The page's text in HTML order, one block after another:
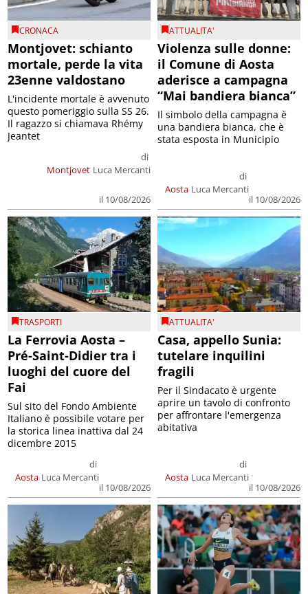
CRONACA
Montjovet: schianto
mortale, perde la vita
23enne valdostano
Montjovet
di
Luca Mercanti
il 10/08/2026
L'incidente mortale è avvenuto
questo pomeriggio sulla SS 26.
Il ragazzo si chiamava Rhémy
Jeantet
ATTUALITA'
Violenza sulle donne:
il Comune di Aosta
aderisce a campagna
“Mai bandiera bianca”
Aosta
di
Luca Mercanti
il 10/08/2026
Il simbolo della campagna è
una bandiera bianca, che è
stata esposta in Municipio
TRASPORTI
La Ferrovia Aosta –
Pré-Saint-Didier tra i
luoghi del cuore del
Fai
Aosta
di
Luca Mercanti
il 10/08/2026
Sul sito del Fondo Ambiente
Italiano è possibile votare per
la storica linea inattiva dal 24
dicembre 2015
ATTUALITA'
Casa, appello Sunia:
tutelare inquilini
fragili
Aosta
di
Luca Mercanti
il 10/08/2026
Per il Sindacato è urgente
aprire un tavolo di confronto
per affrontare l'emergenza
abitativa